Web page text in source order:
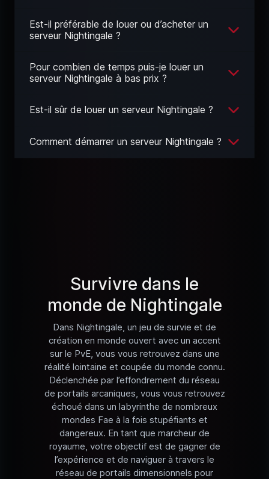
Est-il préférable de louer ou d’acheter un
serveur Nightingale ?
Pour combien de temps puis-je louer un
serveur Nightingale à bas prix ?
Est-il sûr de louer un serveur Nightingale ?
Comment démarrer un serveur Nightingale ?
Survivre dans le
monde de Nightingale
Dans Nightingale, un jeu de survie et de
création en monde ouvert avec un accent
sur le PvE, vous vous retrouvez dans une
réalité lointaine et coupée du monde connu.
Déclenchée par l’effondrement du réseau
de portails arcaniques, vous vous retrouvez
échoué dans un labyrinthe de nombreux
mondes Fae à la fois stupéfiants et
dangereux. En tant que marcheur de
royaume, votre objectif est de gagner de
l’expérience et de naviguer à travers le
réseau de portails dimensionnels pour